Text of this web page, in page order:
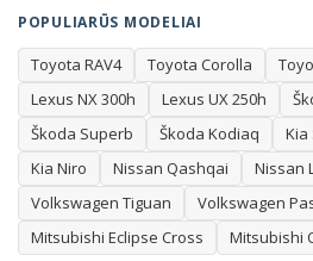
maršrutams. Kėbulo tipas
visureigis ar hečbekas) turėtų
poreikių dydį, o pavarų dėžė
jūsų vairavimo įpročius. Visus
patogiai filtruoti tiesiog šiame
Mūsų salone Vilniuje rasite platų
pasirinkimą – nuo Toyota,
BMW, Audi bei Lexus. Padedame
POPULIARŪS MODELIAI
Toyota RAV4 Toyota Corolla
Lexus NX 300h
Lexus UX 250h
Škoda Superb
Škoda Kodiaq Kia
Kia Niro
Nissan Qashqai
Nissan
Volkswagen Tiguan
Volkswagen
Mitsubishi Eclipse Cross
Mitsubishi